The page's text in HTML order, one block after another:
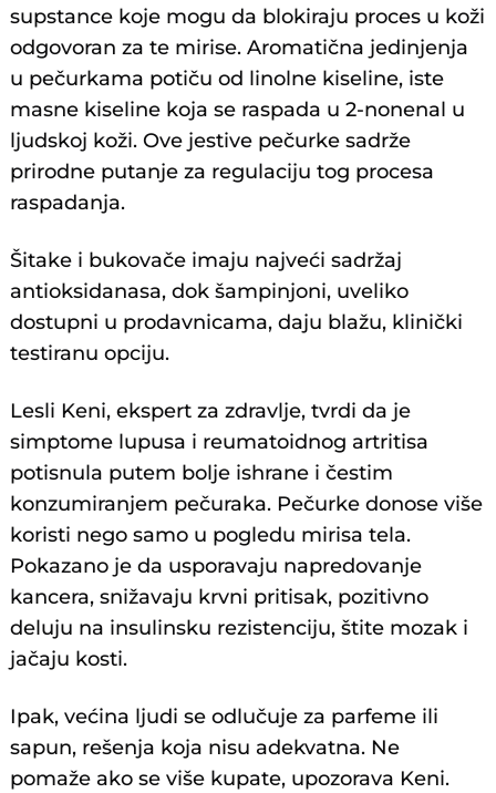
supstance koje mogu da blokiraju proces u koži
odgovoran za te mirise. Aromatična jedinjenja
u pečurkama potiču od linolne kiseline, iste
masne kiseline koja se raspada u 2-nonenal u
ljudskoj koži. Ove jestive pečurke sadrže
prirodne putanje za regulaciju tog procesa
raspadanja.
Šitake i bukovače imaju najveći sadržaj
antioksidanasa, dok šampinjoni, uveliko
dostupni u prodavnicama, daju blažu, klinički
testiranu opciju.
Lesli Keni, ekspert za zdravlje, tvrdi da je
simptome lupusa i reumatoidnog artritisa
potisnula putem bolje ishrane i čestim
konzumiranjem pečuraka. Pečurke donose više
koristi nego samo u pogledu mirisa tela.
Pokazano je da usporavaju napredovanje
kancera, snižavaju krvni pritisak, pozitivno
deluju na insulinsku rezistenciju, štite mozak i
jačaju kosti.
Ipak, većina ljudi se odlučuje za parfeme ili
sapun, rešenja koja nisu adekvatna. Ne
pomaže ako se više kupate, upozorava Keni.